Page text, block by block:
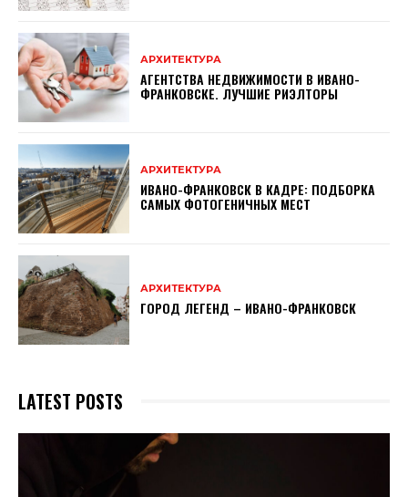
АРХИТЕКТУРА
АГЕНТСТВА НЕДВИЖИМОСТИ В ИВАНО-
ФРАНКОВСКЕ. ЛУЧШИЕ РИЭЛТОРЫ
АРХИТЕКТУРА
ИВАНО-ФРАНКОВСК В КАДРЕ: ПОДБОРКА
САМЫХ ФОТОГЕНИЧНЫХ МЕСТ
АРХИТЕКТУРА
ГОРОД ЛЕГЕНД – ИВАНО-ФРАНКОВСК
LATEST POSTS